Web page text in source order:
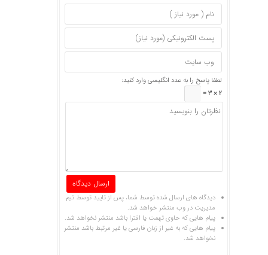
لطفا پاسخ را به عدد انگلیسی وارد کنید:
2 × 3 =
دیدگاه های ارسال شده توسط شما، پس از تایید توسط تیم
مدیریت در وب منتشر خواهد شد.
پیام هایی که حاوی تهمت یا افترا باشد منتشر نخواهد شد.
پیام هایی که به غیر از زبان فارسی یا غیر مرتبط باشد منتشر
نخواهد شد.